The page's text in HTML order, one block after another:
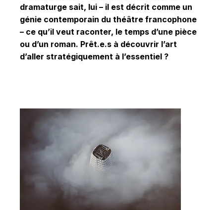
dramaturge sait, lui – il est décrit comme un
génie contemporain du théâtre francophone
– ce qu’il veut raconter, le temps d’une pièce
ou d’un roman. Prêt.e.s à découvrir l’art
d’aller stratégiquement à l’essentiel ?